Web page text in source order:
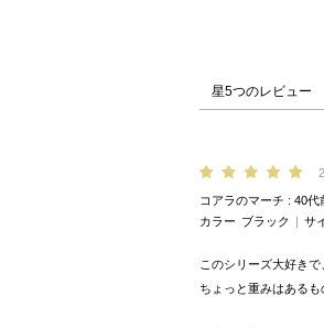
コアラのマーチ 40代
カラー ブラック サ
このシリーズ大好きで
ちょっと重みはあるも